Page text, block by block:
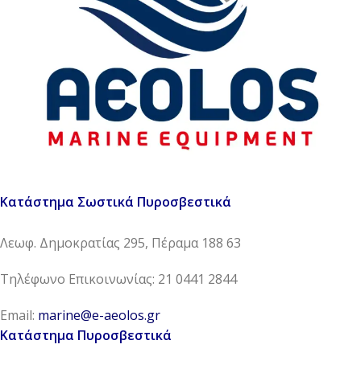
Κατάστημα Σωστικά Πυροσβεστικά
Λεωφ. Δημοκρατίας 295, Πέραμα 188 63
Τηλέφωνο Επικοινωνίας: 21 0441 2844
Email: marine@e-aeolos.gr
Κατάστημα Πυροσβεστικά